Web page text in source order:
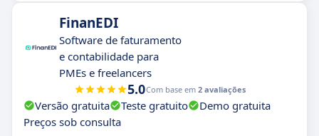
FinanEDI
Software de faturamento
e contabilidade para
PMEs e freelancers
5.0Com base em 2 avaliações
Versão gratuita Teste gratuito
Demo gratuita
Preços sob consulta